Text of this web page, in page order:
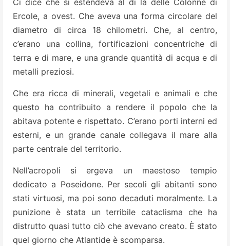
Ci dice che si estendeva al di là delle Colonne di
Ercole, a ovest. Che aveva una forma circolare del
diametro di circa 18 chilometri. Che, al centro,
c’erano una collina, fortificazioni concentriche di
terra e di mare, e una grande quantità di acqua e di
metalli preziosi.
Che era ricca di minerali, vegetali e animali e che
questo ha contribuito a rendere il popolo che la
abitava potente e rispettato. C’erano porti interni ed
esterni, e un grande canale collegava il mare alla
parte centrale del territorio.
Nell’acropoli si ergeva un maestoso tempio
dedicato a Poseidone. Per secoli gli abitanti sono
stati virtuosi, ma poi sono decaduti moralmente. La
punizione è stata un terribile cataclisma che ha
distrutto quasi tutto ciò che avevano creato. È stato
quel giorno che Atlantide è scomparsa.